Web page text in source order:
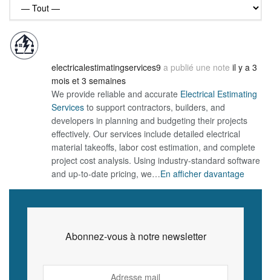
electricalestimatingservices9 a publié une note il y a 3
mois et 3 semaines
We provide reliable and accurate Electrical Estimating
Services to support contractors, builders, and
developers in planning and budgeting their projects
effectively. Our services include detailed electrical
material takeoffs, labor cost estimation, and complete
project cost analysis. Using industry-standard software
and up-to-date pricing, we…En afficher davantage
Abonnez-vous à notre newsletter